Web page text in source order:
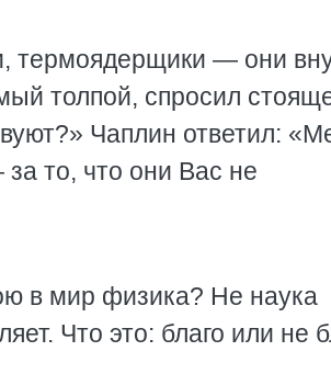
термоядерщики — они
толпой, спросил
Чаплин ответил:
то, что они Вас не
в мир физика? Не наука
Что это: благо или не